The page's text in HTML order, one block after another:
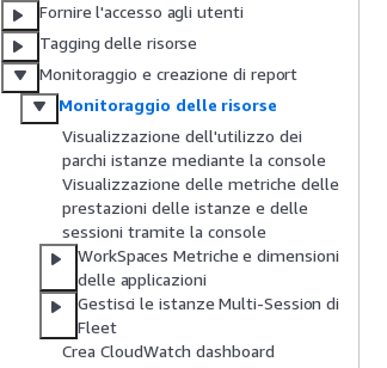
Fornire l'accesso agli utenti
Tagging delle risorse
Monitoraggio e creazione di report
Monitoraggio delle risorse
Visualizzazione dell'utilizzo dei
parchi istanze mediante la console
Visualizzazione delle metriche delle
prestazioni delle istanze e delle
sessioni tramite la console
WorkSpaces Metriche e dimensioni
delle applicazioni
Gestisci le istanze Multi-Session di
Fleet
Crea CloudWatch dashboard